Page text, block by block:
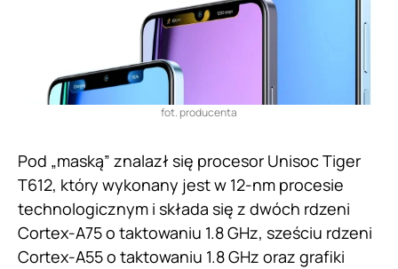
fot. producenta
Pod „maską” znalazł się procesor Unisoc Tiger
T612, który wykonany jest w 12-nm procesie
technologicznym i składa się z dwóch rdzeni
Cortex-A75 o taktowaniu 1.8 GHz, sześciu rdzeni
Cortex-A55 o taktowaniu 1.8 GHz oraz grafiki